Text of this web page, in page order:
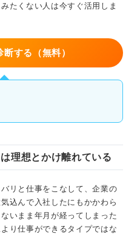
たくない人は今すぐ活用しま
する（無料）
理想とかけ離れている
リと仕事をこなして、企業の
込んで入社したにもかかわら
いまま年月が経ってしまった
り仕事ができるタイプではな